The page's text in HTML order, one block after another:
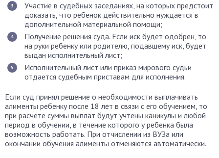
Участие в судебных заседаниях, на которых предстоит
доказать, что ребенок действительно нуждается в
дополнительной материальной помощи;
Получение решения суда. Если иск будет одобрен, то
на руки ребенку или родителю, подавшему иск, будет
выдан исполнительный лист;
Исполнительный лист или приказ мирового судьи
отдается судебным приставам для исполнения.
Если суд принял решение о необходимости выплачивать
алименты ребенку после 18 лет в связи с его обучением, то
при расчете суммы выплат будут учтены каникулы и любой
период в обучении, в течение которого у ребенка была
возможность работать. При отчислении из ВУЗа или
окончании обучения алименты отменяются автоматически.